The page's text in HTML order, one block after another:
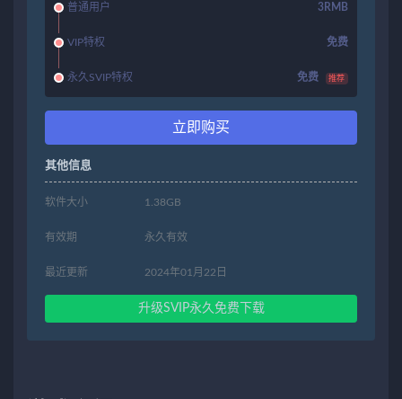
普通用户 3RMB
VIP特权 免费
永久SVIP特权 免费 推荐
立即购买
其他信息
软件大小 1.38GB
有效期 永久有效
最近更新 2024年01月22日
升级SVIP永久免费下载